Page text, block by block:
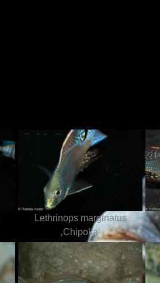
Lethrinops marginatus
‚Chipoka‘